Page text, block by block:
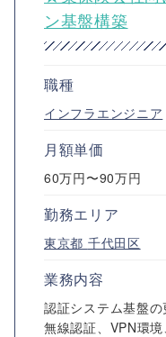
ン基盤構築
職種
インフラエンジニア
月額単価
60万円〜90万円
勤務エリア
東京都 千代田区
業務内容
認証システム基盤の
無線認証、VPN環